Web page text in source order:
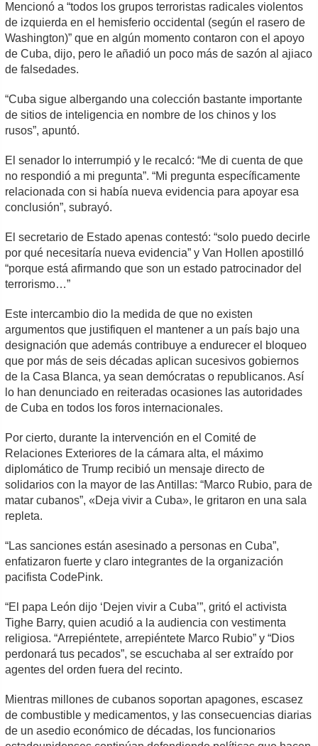
Mencionó a “todos los grupos terroristas radicales violentos
de izquierda en el hemisferio occidental (según el rasero de
Washington)” que en algún momento contaron con el apoyo
de Cuba, dijo, pero le añadió un poco más de sazón al ajiaco
de falsedades.
“Cuba sigue albergando una colección bastante importante
de sitios de inteligencia en nombre de los chinos y los
rusos”, apuntó.
El senador lo interrumpió y le recalcó: “Me di cuenta de que
no respondió a mi pregunta”. “Mi pregunta específicamente
relacionada con si había nueva evidencia para apoyar esa
conclusión”, subrayó.
El secretario de Estado apenas contestó: “solo puedo decirle
por qué necesitaría nueva evidencia” y Van Hollen apostilló
“porque está afirmando que son un estado patrocinador del
terrorismo…”
Este intercambio dio la medida de que no existen
argumentos que justifiquen el mantener a un país bajo una
designación que además contribuye a endurecer el bloqueo
que por más de seis décadas aplican sucesivos gobiernos
de la Casa Blanca, ya sean demócratas o republicanos. Así
lo han denunciado en reiteradas ocasiones las autoridades
de Cuba en todos los foros internacionales.
Por cierto, durante la intervención en el Comité de
Relaciones Exteriores de la cámara alta, el máximo
diplomático de Trump recibió un mensaje directo de
solidarios con la mayor de las Antillas: “Marco Rubio, para de
matar cubanos”, «Deja vivir a Cuba», le gritaron en una sala
repleta.
“Las sanciones están asesinado a personas en Cuba”,
enfatizaron fuerte y claro integrantes de la organización
pacifista CodePink.
“El papa León dijo ‘Dejen vivir a Cuba’”, gritó el activista
Tighe Barry, quien acudió a la audiencia con vestimenta
religiosa. “Arrepiéntete, arrepiéntete Marco Rubio” y “Dios
perdonará tus pecados”, se escuchaba al ser extraído por
agentes del orden fuera del recinto.
Mientras millones de cubanos soportan apagones, escasez
de combustible y medicamentos, y las consecuencias diarias
de un asedio económico de décadas, los funcionarios